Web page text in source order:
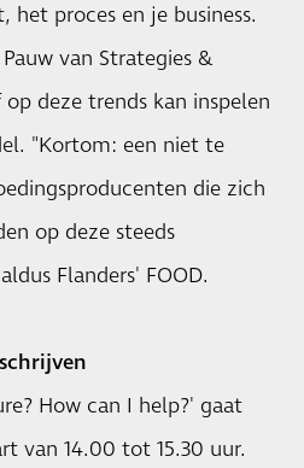
het proces en je business.
van Strategies &
deze trends kan inspelen
"Kortom: een niet te
die zich
op deze steeds
Flanders' FOOD.
How can I help?' gaat
van 14.00 tot 15.30 uur.